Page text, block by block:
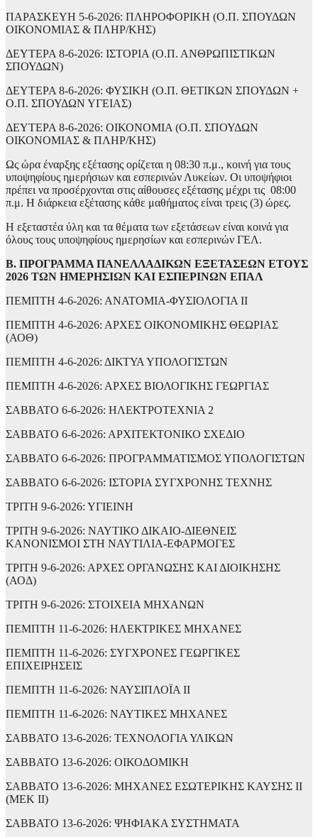
ΠΑΡΑΣΚΕΥΗ 5-6-2026: ΠΛΗΡΟΦΟΡΙΚΗ (Ο.Π. ΣΠΟΥΔΩΝ
ΟΙΚΟΝΟΜΙΑΣ & ΠΛΗΡ/ΚΗΣ)
ΔΕΥΤΕΡΑ 8-6-2026: ΙΣΤΟΡΙΑ (Ο.Π. ΑΝΘΡΩΠΙΣΤΙΚΩΝ
ΣΠΟΥΔΩΝ)
ΔΕΥΤΕΡΑ 8-6-2026: ΦΥΣΙΚΗ (Ο.Π. ΘΕΤΙΚΩΝ ΣΠΟΥΔΩΝ +
Ο.Π. ΣΠΟΥΔΩΝ ΥΓΕΙΑΣ)
ΔΕΥΤΕΡΑ 8-6-2026: ΟΙΚΟΝΟΜΙΑ (Ο.Π. ΣΠΟΥΔΩΝ
ΟΙΚΟΝΟΜΙΑΣ & ΠΛΗΡ/ΚΗΣ)
Ως ώρα έναρξης εξέτασης ορίζεται η 08:30 π.μ., κοινή για τους
υποψηφίους ημερήσιων και εσπερινών Λυκείων. Οι υποψήφιοι
πρέπει να προσέρχονται στις αίθουσες εξέτασης μέχρι τις 08:00
π.μ. Η διάρκεια εξέτασης κάθε μαθήματος είναι τρεις (3) ώρες.
Η εξεταστέα ύλη και τα θέματα των εξετάσεων είναι κοινά για
όλους τους υποψηφίους ημερησίων και εσπερινών ΓΕΛ.
Β. ΠΡΟΓΡΑΜΜΑ ΠΑΝΕΛΛΑΔΙΚΩΝ ΕΞΕΤΑΣΕΩΝ ΕΤΟΥΣ
2026 ΤΩΝ ΗΜΕΡΗΣΙΩΝ ΚΑΙ ΕΣΠΕΡΙΝΩΝ ΕΠΑΛ
ΠΕΜΠΤΗ 4-6-2026: ΑΝΑΤΟΜΙΑ-ΦΥΣΙΟΛΟΓΙΑ II
ΠΕΜΠΤΗ 4-6-2026: ΑΡΧΕΣ ΟΙΚΟΝΟΜΙΚΗΣ ΘΕΩΡΙΑΣ
(ΑΟΘ)
ΠΕΜΠΤΗ 4-6-2026: ΔΙΚΤΥΑ ΥΠΟΛΟΓΙΣΤΩΝ
ΠΕΜΠΤΗ 4-6-2026: ΑΡΧΕΣ ΒΙΟΛΟΓΙΚΗΣ ΓΕΩΡΓΙΑΣ
ΣΑΒΒΑΤΟ 6-6-2026: ΗΛΕΚΤΡΟΤΕΧΝΙΑ 2
ΣΑΒΒΑΤΟ 6-6-2026: ΑΡΧΙΤΕΚΤΟΝΙΚΟ ΣΧΕΔΙΟ
ΣΑΒΒΑΤΟ 6-6-2026: ΠΡΟΓΡΑΜΜΑΤΙΣΜΟΣ ΥΠΟΛΟΓΙΣΤΩΝ
ΣΑΒΒΑΤΟ 6-6-2026: ΙΣΤΟΡΙΑ ΣΥΓΧΡΟΝΗΣ ΤΕΧΝΗΣ
ΤΡΙΤΗ 9-6-2026: ΥΓΙΕΙΝΗ
ΤΡΙΤΗ 9-6-2026: ΝΑΥΤΙΚΟ ΔΙΚΑΙΟ-ΔΙΕΘΝΕΙΣ
ΚΑΝΟΝΙΣΜΟΙ ΣΤΗ ΝΑΥΤΙΛΙΑ-ΕΦΑΡΜΟΓΕΣ
ΤΡΙΤΗ 9-6-2026: ΑΡΧΕΣ ΟΡΓΑΝΩΣΗΣ ΚΑΙ ΔΙΟΙΚΗΣΗΣ
(ΑΟΔ)
ΤΡΙΤΗ 9-6-2026: ΣΤΟΙΧΕΙΑ ΜΗΧΑΝΩΝ
ΠΕΜΠΤΗ 11-6-2026: ΗΛΕΚΤΡΙΚΕΣ ΜΗΧΑΝΕΣ
ΠΕΜΠΤΗ 11-6-2026: ΣΥΓΧΡΟΝΕΣ ΓΕΩΡΓΙΚΕΣ
ΕΠΙΧΕΙΡΗΣΕΙΣ
ΠΕΜΠΤΗ 11-6-2026: ΝΑΥΣΙΠΛΟΪΑ ΙΙ
ΠΕΜΠΤΗ 11-6-2026: ΝΑΥΤΙΚΕΣ ΜΗΧΑΝΕΣ
ΣΑΒΒΑΤΟ 13-6-2026: ΤΕΧΝΟΛΟΓΙΑ ΥΛΙΚΩΝ
ΣΑΒΒΑΤΟ 13-6-2026: ΟΙΚΟΔΟΜΙΚΗ
ΣΑΒΒΑΤΟ 13-6-2026: ΜΗΧΑΝΕΣ ΕΣΩΤΕΡΙΚΗΣ ΚΑΥΣΗΣ II
(ΜΕΚ ΙΙ)
ΣΑΒΒΑΤΟ 13-6-2026: ΨΗΦΙΑΚΑ ΣΥΣΤΗΜΑΤΑ